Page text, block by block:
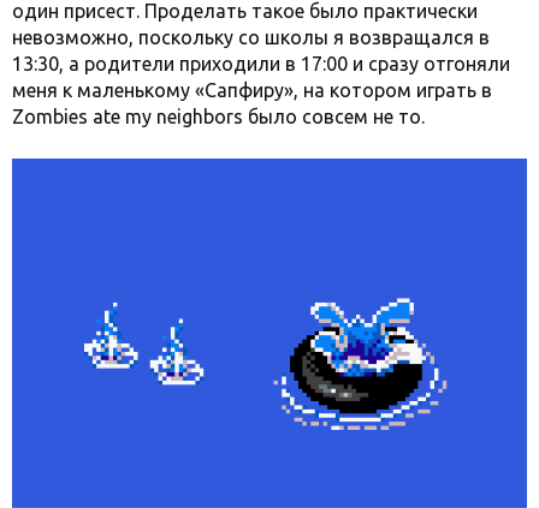
один присест. Проделать такое было практически
невозможно, поскольку со школы я возвращался в
13:30, а родители приходили в 17:00 и сразу отгоняли
меня к маленькому «Сапфиру», на котором играть в
Zombies ate my neighbors было совсем не то.